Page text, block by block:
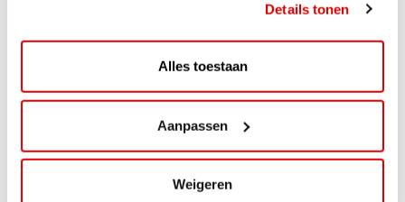
Details tonen
Alles toestaan
Aanpassen
Weigeren
ViaLuxury Hotels
Toe aan een ontspannen nachtje...
Lees verder